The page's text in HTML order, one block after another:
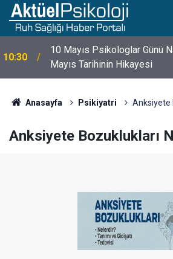
10:30
10 Mayıs Psikologlar Günü
Mayıs Tarihinin Hikayesi
Anasayfa Psikiyatri Anksiyete
Anksiyete Bozuklukları